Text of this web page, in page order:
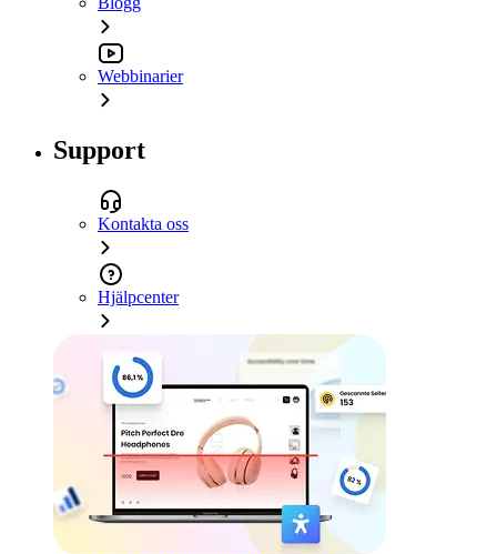
Webbinarier
Support
Kontakta oss
Hjälpcenter